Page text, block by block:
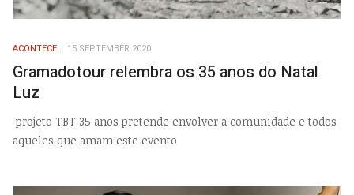
ACONTECE 15 SEPTEMBER 2020
Gramadotour relembra os 35 anos do Natal
Luz
projeto TBT 35 anos pretende envolver a comunidade e todos
aqueles que amam este evento